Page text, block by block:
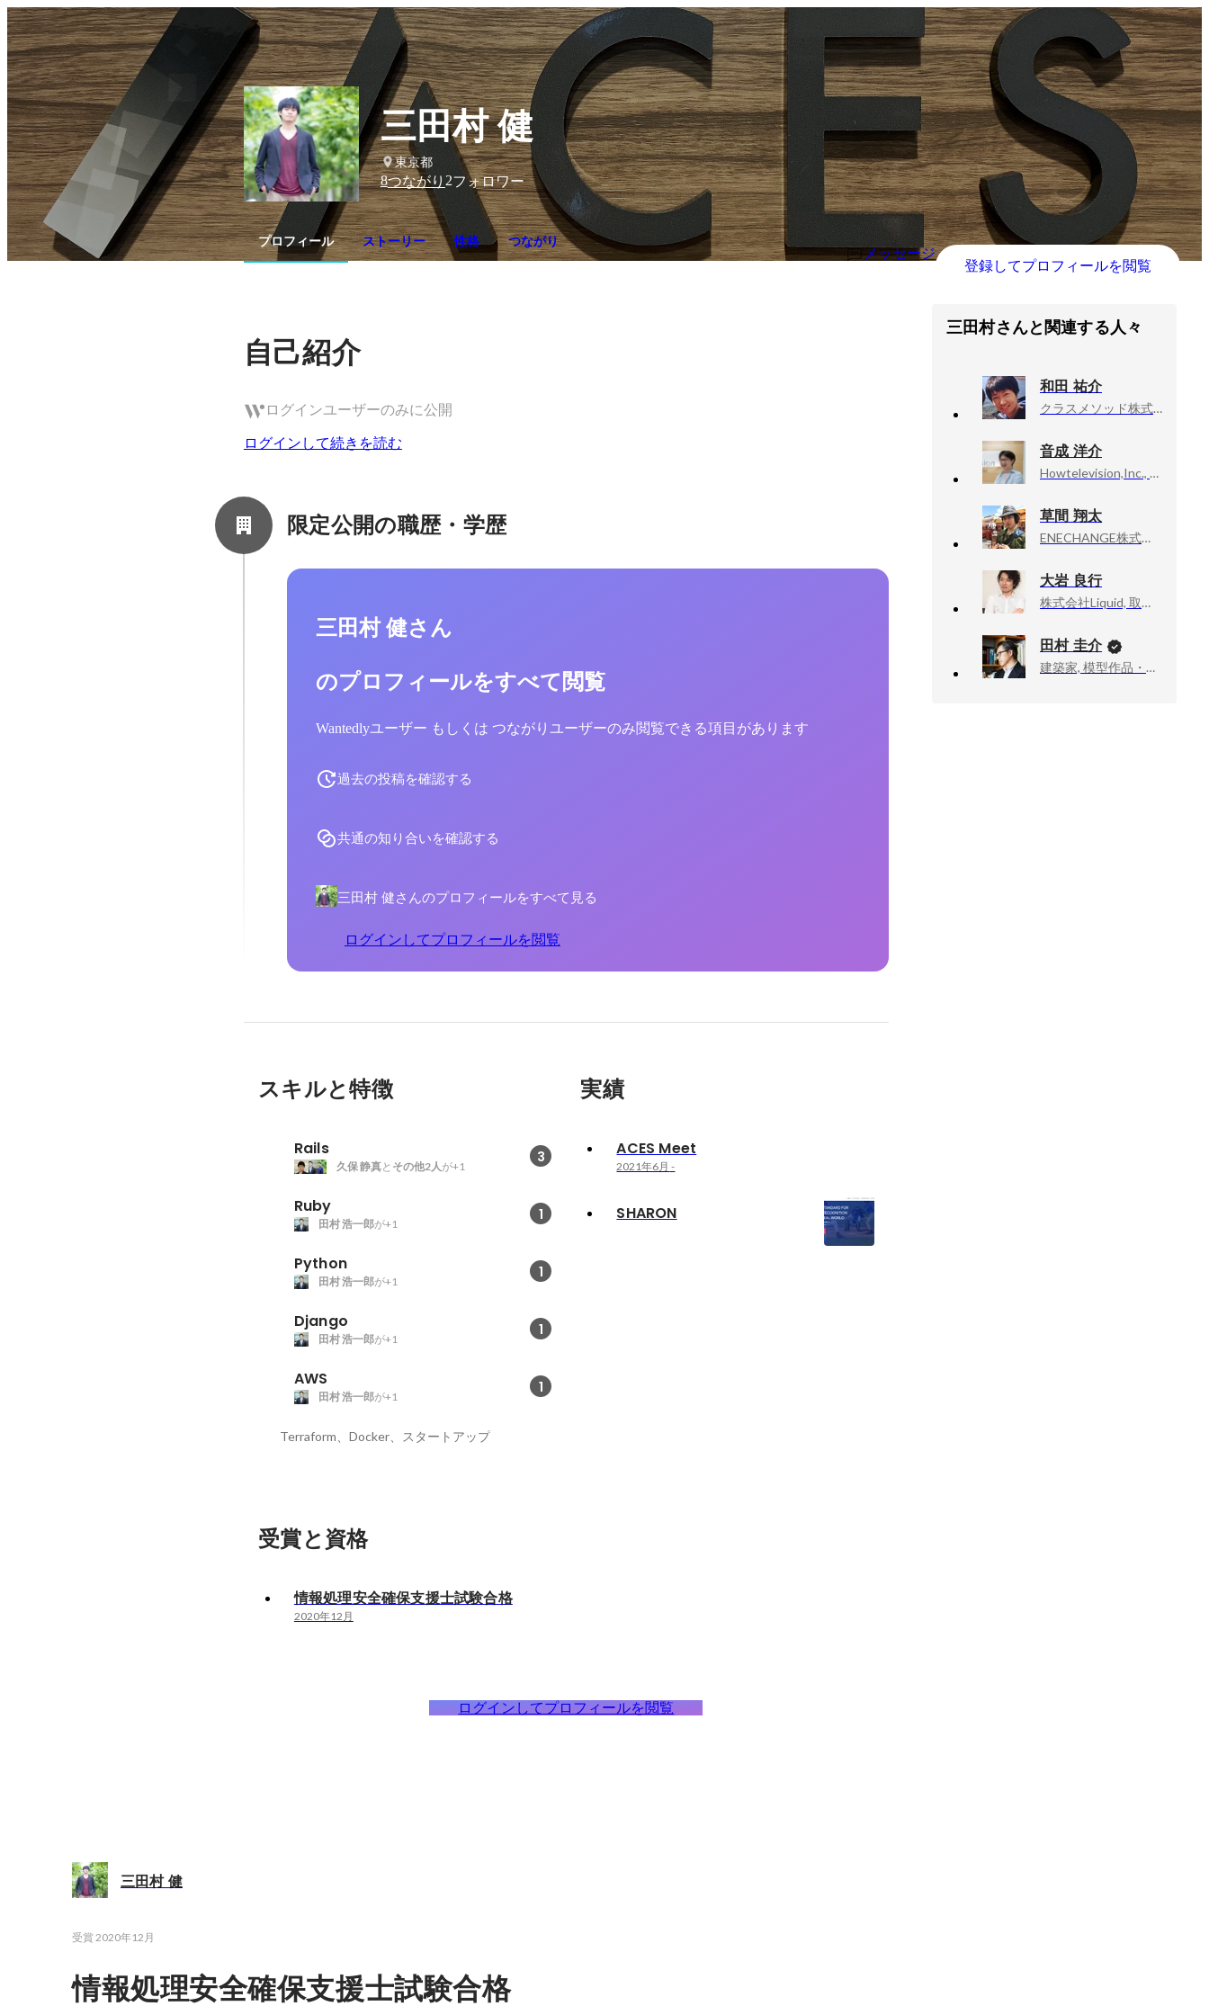
三田村 健
東京都
8つながり 2フォロワー
プロフィール ストーリー 性格 つながり
メッセージ
登録してプロフィールを閲覧
自己紹介
ログインユーザーのみに公開
ログインして続きを読む
限定公開の職歴・学歴
三田村 健さん
のプロフィールをすべて閲覧
Wantedlyユーザー もしくは つながりユーザーのみ閲覧できる項目があります
過去の投稿を確認する
共通の知り合いを確認する
三田村 健さんのプロフィールをすべて見る
ログインしてプロフィールを閲覧
スキルと特徴
Rails 3
久保 静真と その他2人が+1
Ruby 1
田村 浩一郎が+1
Python 1
田村 浩一郎が+1
Django 1
田村 浩一郎が+1
AWS 1
田村 浩一郎が+1
Terraform、Docker、スタートアップ
実績
ACES Meet
2021年6月 -
SHARON
受賞と資格
情報処理安全確保支援士試験合格
2020年12月
ログインしてプロフィールを閲覧
三田村さんと関連する人々
和田 祐介
クラスメソッド株式会社, エンジニア
音成 洋介
Howtelevision,Inc., Founder, CEO
草間 翔太
ENECHANGE株式会社 , クリエイティブ・ディレクター
大岩 良行
株式会社Liquid, 取締役 CTO
田村 圭介
建築家, 模型作品・執筆活動
三田村 健
受賞2020年12月
情報処理安全確保支援士試験合格